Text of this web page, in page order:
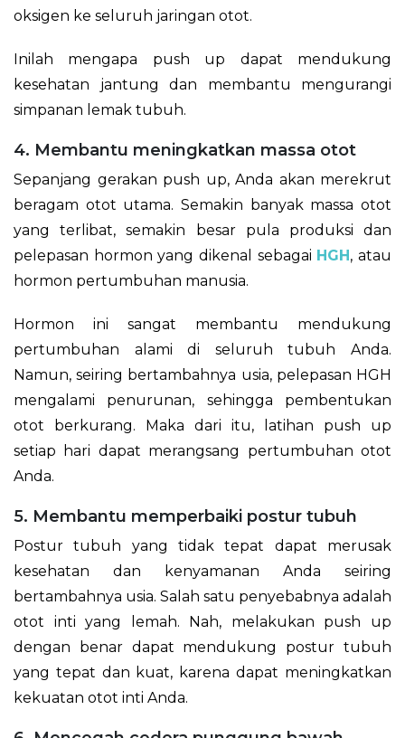
oksigen ke seluruh jaringan otot.
Inilah mengapa push up dapat mendukung
kesehatan jantung dan membantu mengurangi
simpanan lemak tubuh.
4. Membantu meningkatkan massa otot
Sepanjang gerakan push up, Anda akan merekrut
beragam otot utama. Semakin banyak massa otot
yang terlibat, semakin besar pula produksi dan
pelepasan hormon yang dikenal sebagai HGH, atau
hormon pertumbuhan manusia.
Hormon ini sangat membantu mendukung
pertumbuhan alami di seluruh tubuh Anda.
Namun, seiring bertambahnya usia, pelepasan HGH
mengalami penurunan, sehingga pembentukan
otot berkurang. Maka dari itu, latihan push up
setiap hari dapat merangsang pertumbuhan otot
Anda.
5. Membantu memperbaiki postur tubuh
Postur tubuh yang tidak tepat dapat merusak
kesehatan dan kenyamanan Anda seiring
bertambahnya usia. Salah satu penyebabnya adalah
otot inti yang lemah. Nah, melakukan push up
dengan benar dapat mendukung postur tubuh
yang tepat dan kuat, karena dapat meningkatkan
kekuatan otot inti Anda.